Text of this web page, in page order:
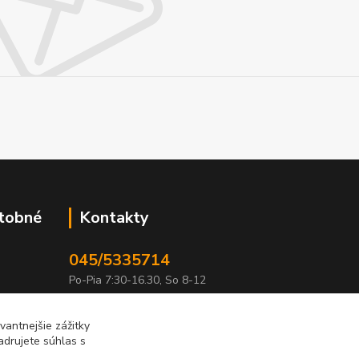
Kontakty
045/5335714
Po-Pia 7:30-16.30, So 8-12
zážitky
súhlas s